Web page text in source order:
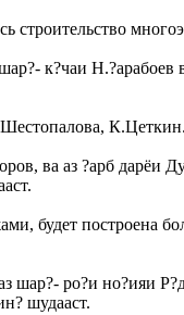
строительство
к?чаи
ва аз ?арб
будет построена
ро?и но?ияи
шудааст.